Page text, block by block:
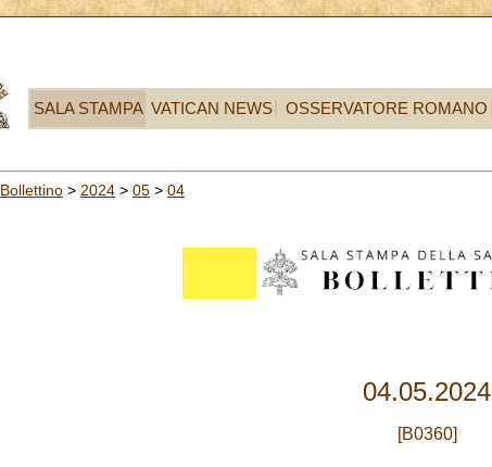
SALA STAMPA VATICAN NEWS OSSERVATORE ROMANO
Bollettino > 2024 > 05 > 04
04.05.2024
[B0360]